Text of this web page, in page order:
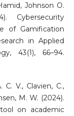
Johnson O.
Cybersecurity
of Gamification
in Applied
43(1), 66–94.
C. V., Clavien, C.,
M. W. (2024).
on academic